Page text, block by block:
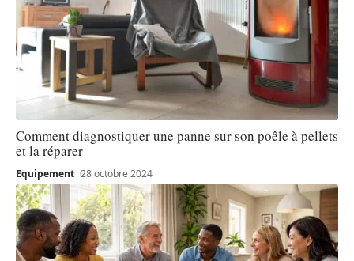
Comment diagnostiquer une panne sur son poêle à pellets
et la réparer
Equipement 28 octobre 2024